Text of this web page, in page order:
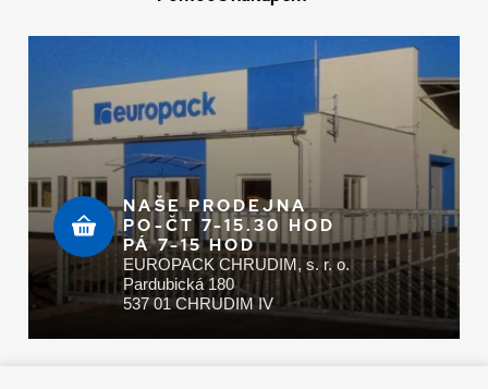
NAŠE PRODEJNA
PO-ČT 7-15.30 HOD
PÁ 7-15 HOD
EUROPACK CHRUDIM, s. r. o.
Pardubická 180
537 01 CHRUDIM IV